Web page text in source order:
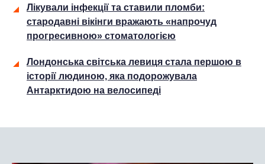
Лікували інфекції та ставили пломби:
стародавні вікінги вражають «напрочуд
прогресивною» стоматологією
Лондонська світська левиця стала першою в
історії людиною, яка подорожувала
Антарктидою на велосипеді